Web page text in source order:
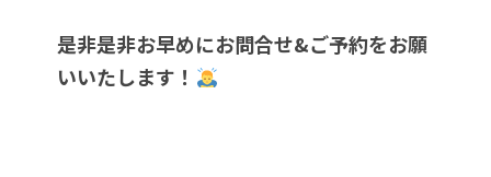
是非是非お早めにお問合せ&ご予約をお願
いいたします！